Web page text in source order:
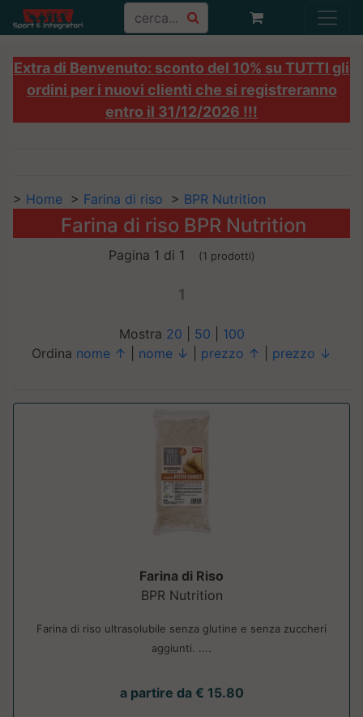
Extra di Benvenuto: sconto del 10% su TUTTI gli
ordini per i nuovi clienti che si registreranno
entro il 31/12/2026 !!!
> Home > Farina di riso > BPR Nutrition
Farina di riso BPR Nutrition
Pagina 1 di 1 (1 prodotti)
1
Mostra 20 50
100
Ordina nome ↑ nome ↓ prezzo ↑ prezzo ↓
Farina di Riso
BPR Nutrition
Farina di riso ultrasolubile senza glutine e senza zuccheri
aggiunti. ....
a partire da € 15.80